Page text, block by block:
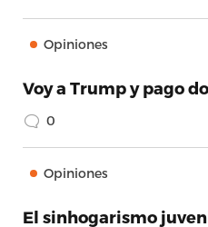
Opiniones
Voy a Trump y pago
0
Opiniones
El sinhogarismo